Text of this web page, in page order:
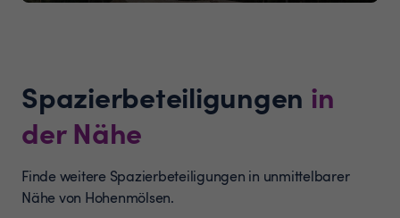
Spazierbeteiligungen in
der Nähe
Finde weitere Spazierbeteiligungen in unmittelbarer
Nähe von Hohenmölsen.